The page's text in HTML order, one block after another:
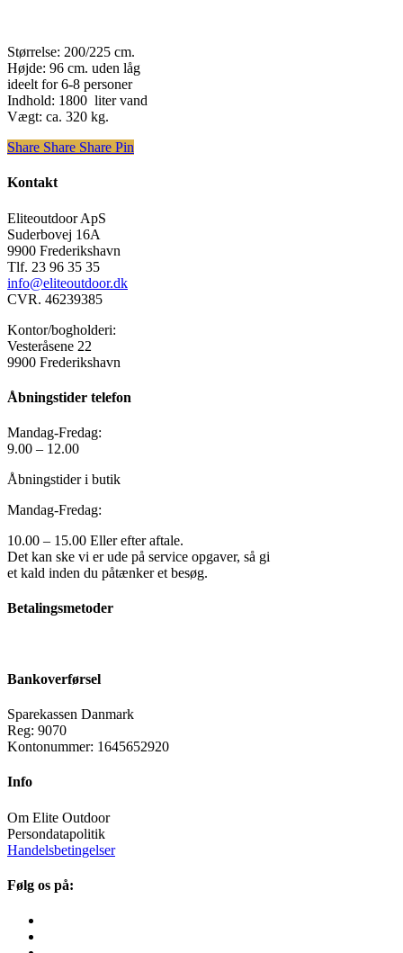
Størrelse: 200/225 cm.
Højde: 96 cm. uden låg
ideelt for 6-8 personer
Indhold: 1800 liter vand
Vægt: ca. 320 kg.
Share
Share Share Share Pin
Kontakt
Eliteoutdoor ApS
Suderbovej 16A
9900 Frederikshavn
Tlf. 23 96 35 35
info@eliteoutdoor.dk
CVR. 46239385
Kontor/bogholderi:
Vesteråsene 22
9900 Frederikshavn
Åbningstider telefon
Mandag-Fredag:
9.00 – 12.00
Åbningstider i butik
Mandag-Fredag:
10.00 – 15.00 Eller efter aftale.
Det kan ske vi er ude på service opgaver, så gi
et kald inden du påtænker et besøg.
Betalingsmetoder
Bankoverførsel
Sparekassen Danmark
Reg: 9070
Kontonummer: 1645652920
Info
Om Elite Outdoor
Persondatapolitik
Handelsbetingelser
Følg os på: